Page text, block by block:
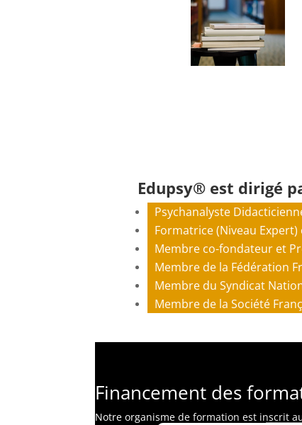
Edupsy® est dirigé
Psychanalyste
Formatrice (Niveau Expert)
Membre co-fondateur et
Membre de la Fédération
Membre du Syndicat
Membre de la Société
Financement des
Notre organisme de formation est inscrit